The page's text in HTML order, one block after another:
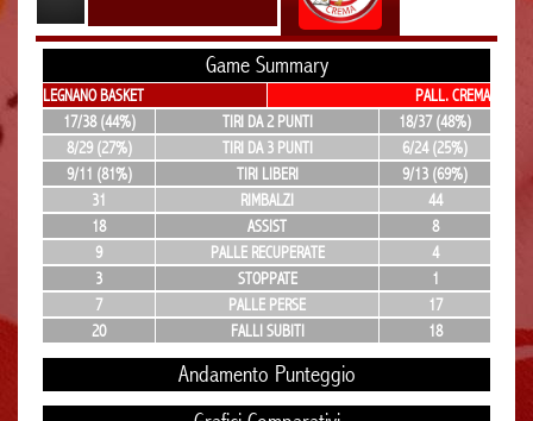
Game Summary
LEGNANO BASKET
PALL. CREMA
17/38 (44%)
TIRI DA 2 PUNTI
18/37 (48%)
8/29 (27%)
TIRI DA 3 PUNTI
6/24 (25%)
9/11 (81%)
TIRI LIBERI
9/13 (69%)
31
RIMBALZI
44
18
ASSIST
8
9
PALLE RECUPERATE
4
3
STOPPATE
1
7
PALLE PERSE
17
20
FALLI SUBITI 18
Andamento Punteggio